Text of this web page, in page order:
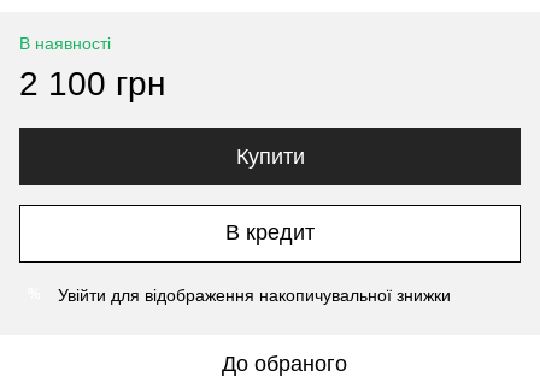
В наявності
2 100 грн
Купити
В кредит
Увійти для відображення накопичувальної знижки
До обраного